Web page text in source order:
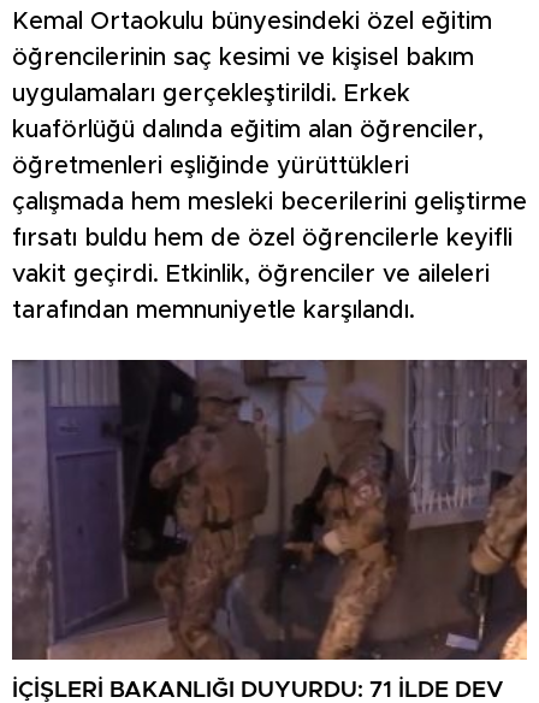
Kemal Ortaokulu bünyesindeki özel eğitim
öğrencilerinin saç kesimi ve kişisel bakım
uygulamaları gerçekleştirildi. Erkek
kuaförlüğü dalında eğitim alan öğrenciler,
öğretmenleri eşliğinde yürüttükleri
çalışmada hem mesleki becerilerini geliştirme
fırsatı buldu hem de özel öğrencilerle keyifli
vakit geçirdi. Etkinlik, öğrenciler ve aileleri
tarafından memnuniyetle karşılandı.
İÇİŞLERİ BAKANLIĞI DUYURDU: 71 İLDE DEV